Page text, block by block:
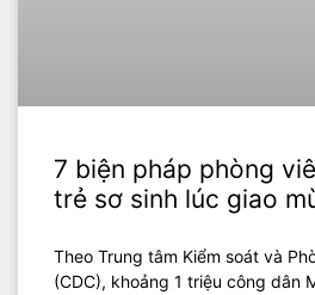
7 biện pháp phòng
trẻ sơ sinh lúc giao
Theo Trung tâm Kiểm soát và
(CDC), khoảng 1 triệu công dân